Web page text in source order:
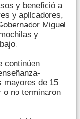
y benefició a
y aplicadores,
Miguel
y
continúen
mayores de 15
o no terminaron